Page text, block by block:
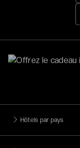
Hôtels par pays